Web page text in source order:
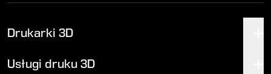
Drukarki 3D
Usługi druku 3D